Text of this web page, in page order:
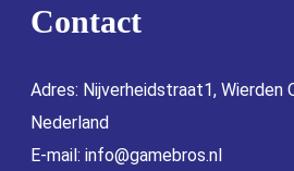
Contact
Adres: Nijverheidstraat1, Wierden
Nederland
E-mail: info@gamebros.nl